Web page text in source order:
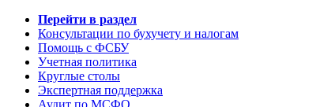
Перейти в раздел
Консультации по бухучету и налогам
Помощь с ФСБУ
Учетная политика
Круглые столы
Экспертная поддержка
Аудит по МСФО